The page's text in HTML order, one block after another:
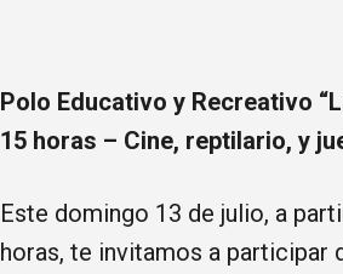
Polo Educativo y Recreativo
15 horas – Cine, reptilario, y
Este domingo 13 de julio, a
horas, te invitamos a participar